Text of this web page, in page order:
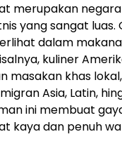
merupakan
yang sangat luas.
dalam
kuliner
masakan khas
Asia, Latin,
ini membuat
kaya dan penuh